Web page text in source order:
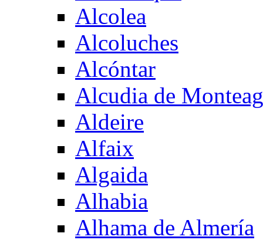
Alcolea
Alcoluches
Alcóntar
Alcudia de
Aldeire
Alfaix
Algaida
Alhabia
Alhama de Almería